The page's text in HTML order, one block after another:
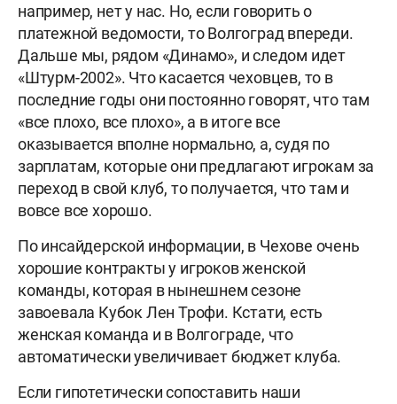
например, нет у нас. Но, если говорить о
платежной ведомости, то Волгоград впереди.
Дальше мы, рядом «Динамо», и следом идет
«Штурм-2002». Что касается чеховцев, то в
последние годы они постоянно говорят, что там
«все плохо, все плохо», а в итоге все
оказывается вполне нормально, а, судя по
зарплатам, которые они предлагают игрокам за
переход в свой клуб, то получается, что там и
вовсе все хорошо.
По инсайдерской информации, в Чехове очень
хорошие контракты у игроков женской
команды, которая в нынешнем сезоне
завоевала Кубок Лен Трофи. Кстати, есть
женская команда и в Волгограде, что
автоматически увеличивает бюджет клуба.
Если гипотетически сопоставить наши